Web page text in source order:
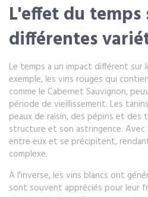
L'effet du temps
différentes
Le temps a un impact différent sur
exemple, les vins rouges qui
comme le Cabernet Sauvignon,
période de vieillissement. Les
peaux de raisin, des pépins et des
structure et son astringence.
entre eux et se précipitent,
complexe.
À l'inverse, les vins blancs ont
sont souvent appréciés pour leur